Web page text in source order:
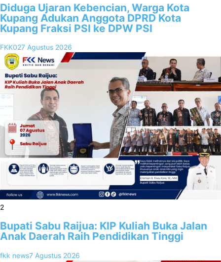
Diduga Ujaran Kebencian, Warga Kota
Kupang Adukan Anggota DPRD Kota
Kupang Fraksi PSI ke DPW PSI
FKK027 Agustus 2026
2
Bupati Sabu Raijua: KIP Kuliah Buka Jalan
Anak Daerah Raih Pendidikan Tinggi
fkk news7 Agustus 2026